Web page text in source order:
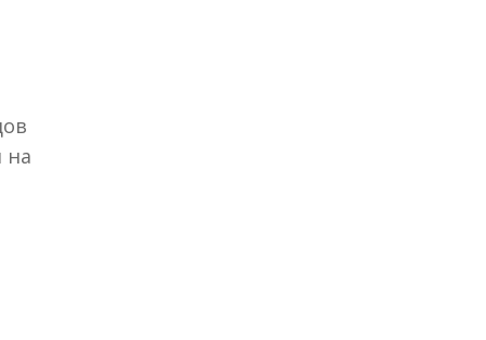
на